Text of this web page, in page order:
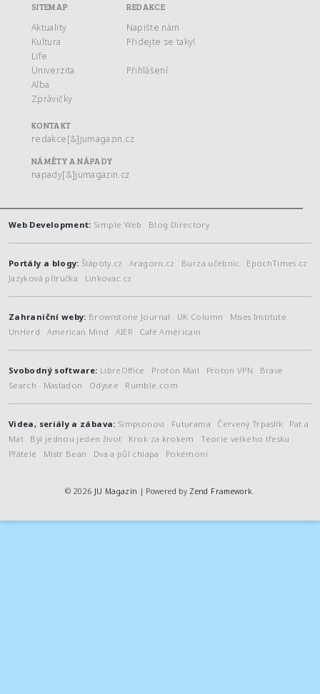
SITEMAP
Aktuality
Kultura
Life
Univerzita
Alba
Zprávičky
REDAKCE
Napište nám
Přidejte se taky!
Přihlášení
KONTAKT
redakce[&]jumagazin.cz
NÁMĚTY A NÁPADY
napady[&]jumagazin.cz
Web Development: Simple Web Blog Directory
Portály a blogy:Šlápoty.cz Aragorn.cz Burza učebnic
EpochTimes.cz
Jazyková příručka
Linkovac.cz
Zahraniční weby: Brownstone Journal UK Column
Mises Institute
UnHerd
American Mind AIER Café Américain
Svobodný software: LibreOffice Proton Mail Proton VPN
Brave
Search
Mastadon Odysee Rumble.com
Videa, seriály a zábava: Simpsonovi Futurama Červený Trpaslík
Pat a
Mat
Byl jednou jeden život Krok za krokem
Teorie velkého třesku
Přátelé
Mistr Bean Dva a půl chlapa Pokémoni
© 2026 JU Magazín | Powered by Zend Framework.